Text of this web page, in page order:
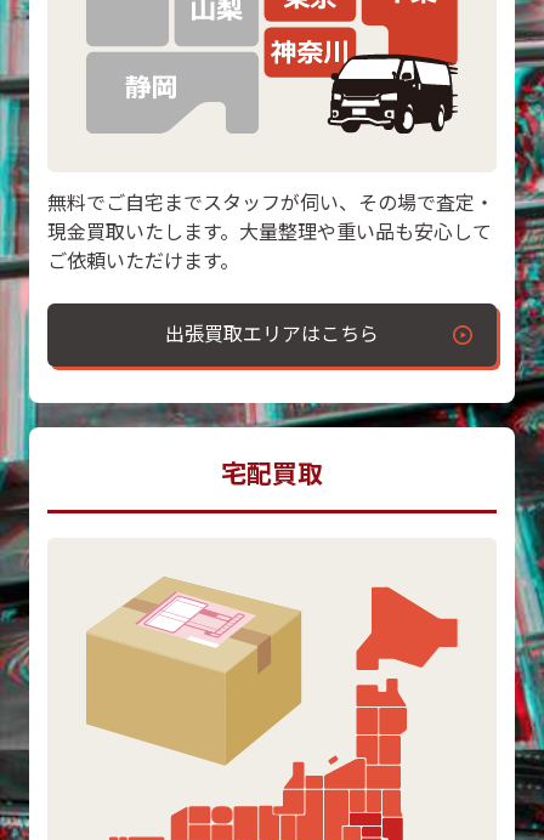
無料でご自宅までスタッフが伺い、その場で査定・
現金買取いたします。大量整理や重い品も安心して
ご依頼いただけます。
出張買取エリアはこちら
宅配買取